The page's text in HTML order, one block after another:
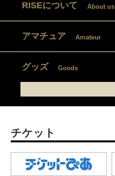
RISEについて About us
アマチュア Amateur
グッズ Goods
チケット